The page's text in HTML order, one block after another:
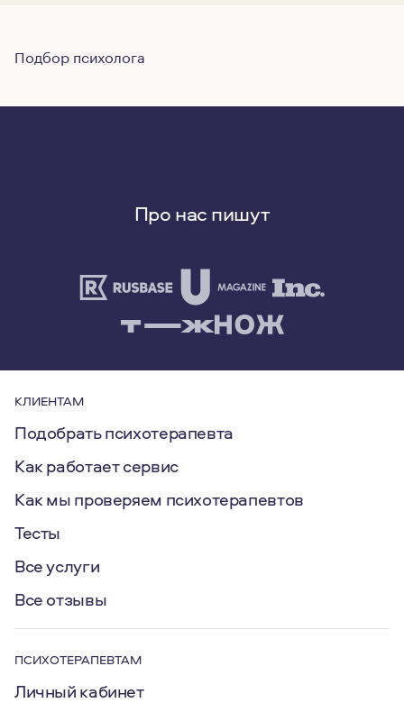
Подбор психолога
Про нас пишут
КЛИЕНТАМ
Подобрать психотерапевта
Как работает сервис
Как мы проверяем психотерапевтов
Тесты
Все услуги
Все отзывы
ПСИХОТЕРАПЕВТАМ
Личный кабинет